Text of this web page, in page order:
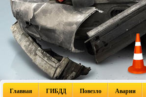
Главная ГИБДД Повезло Аварии